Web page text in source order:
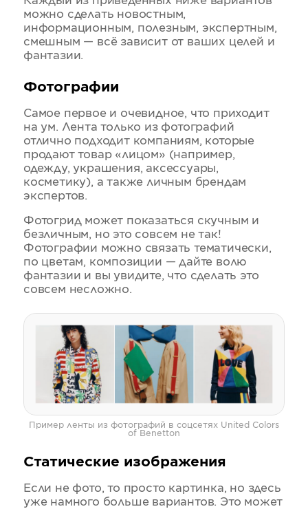
можно сделать новостным,
информационным, полезным, экспертным,
смешным — всё зависит от ваших целей и
фантазии.
Фотографии
Самое первое и очевидное, что приходит
на ум. Лента только из фотографий
отлично подходит компаниям, которые
продают товар «лицом» (например,
одежду, украшения, аксессуары,
косметику), а также личным брендам
экспертов.
Фотогрид может показаться скучным и
безличным, но это совсем не так!
Фотографии можно связать тематически,
по цветам, композиции — дайте волю
фантазии и вы увидите, что сделать это
совсем несложно.
Пример ленты из фотографий в соцсетях United Colors
of Benetton
Статические изображения
Если не фото, то просто картинка, но здесь
уже намного больше вариантов. Это может